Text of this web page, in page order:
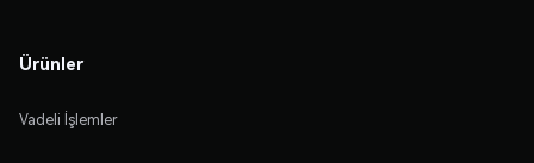
Ürünler
Vadeli İşlemler